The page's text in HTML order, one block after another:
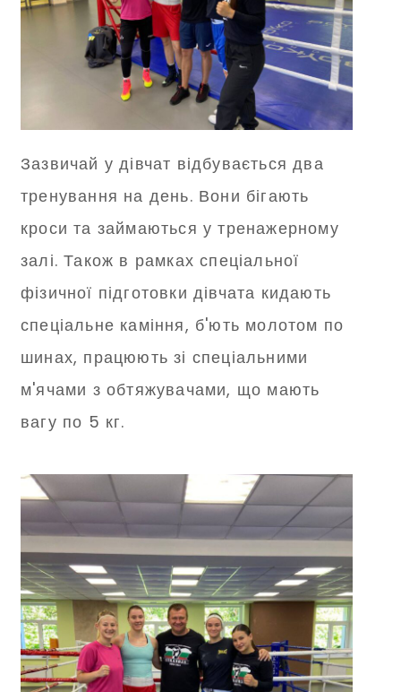
Зазвичай у дівчат відбувається два
тренування на день. Вони бігають
кроси та займаються у тренажерному
залі. Також в рамках спеціальної
фізичної підготовки дівчата кидають
спеціальне каміння, б'ють молотом по
шинах, працюють зі спеціальними
м'ячами з обтяжувачами, що мають
вагу по 5 кг.